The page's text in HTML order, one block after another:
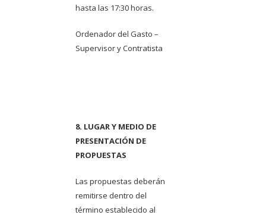
hasta las 17:30 horas.
Ordenador del Gasto –
Supervisor y Contratista
8. LUGAR Y MEDIO DE
PRESENTACIÓN DE
PROPUESTAS
Las propuestas deberán
remitirse dentro del
término establecido al